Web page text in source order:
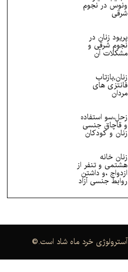
ونوس در نجوم
شرقی
پریود زنان در
نجوم شرقی و
مشکلات آن
زنان,بازتاب
فانتزی های
مردان
زحل،سو استفاده
و قاچاق جنسی
زنان و کودکان
زنان خانه
هشتمی و تنفر از
ازدواج ،و داشتن
روابط جنسی آزاد
© خرد ماه شاد است